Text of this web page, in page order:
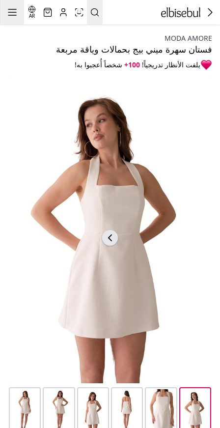
AR
MODA AMORE
فستان سهرة ميني بيج بحمالات وياقة مربعة
يلفت الأنظار تدريجياً! 100+ شخصاً أُعجبوا به!